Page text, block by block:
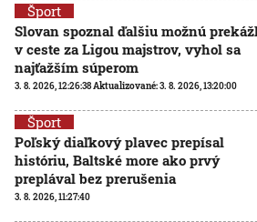
Šport
Slovan spoznal ďalšiu možnú
v ceste za Ligou majstrov, vyhol sa
najťažším súperom
3. 8. 2026, 12:26:38Aktualizované:3. 8. 2026, 13:20:00
Šport
Poľský diaľkový plavec prepísal
históriu, Baltské more ako prvý
preplával bez prerušenia
3. 8. 2026, 11:27:40